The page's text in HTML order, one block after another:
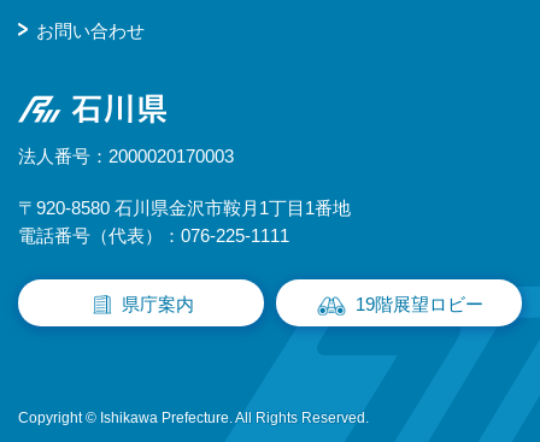
お問い合わせ
石川県
法人番号：2000020170003
〒920-8580 石川県金沢市鞍月1丁目1番地
電話番号（代表）：076-225-1111
県庁案内 19階展望ロビー
Copyright © Ishikawa Prefecture. All Rights Reserved.